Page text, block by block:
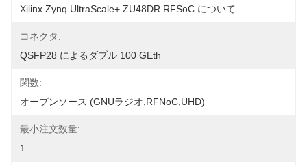
Xilinx Zynq UltraScale+ ZU48DR RFSoC について
コネクタ:
QSFP28 によるダブル 100 GEth
関数:
オープンソース (GNUラジオ,RFNoC,UHD)
最小注文数量:
1